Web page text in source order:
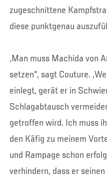
zugeschnittene
diese punktgenau
„Man muss Machida von
setzen“, sagt Couture.
einlegt, gerät er in
Schlagabtausch
getroffen wird. Ich muss
den Käfig zu meinem
und Rampage schon
verhindern, dass er